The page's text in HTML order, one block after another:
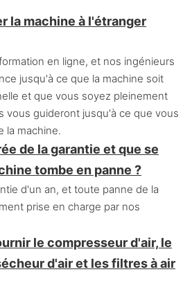
la machine à l'étranger
en ligne, et nos ingénieurs
jusqu'à ce que la machine soit
et que vous soyez pleinement
vous guideront jusqu'à ce que vous
la machine.
de la garantie et que se
tombe en panne ?
d'un an, et toute panne de la
prise en charge par nos
le compresseur d'air, le
d'air et les filtres à air